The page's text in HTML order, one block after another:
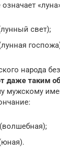
свет);
народа
даже таким
мужскому